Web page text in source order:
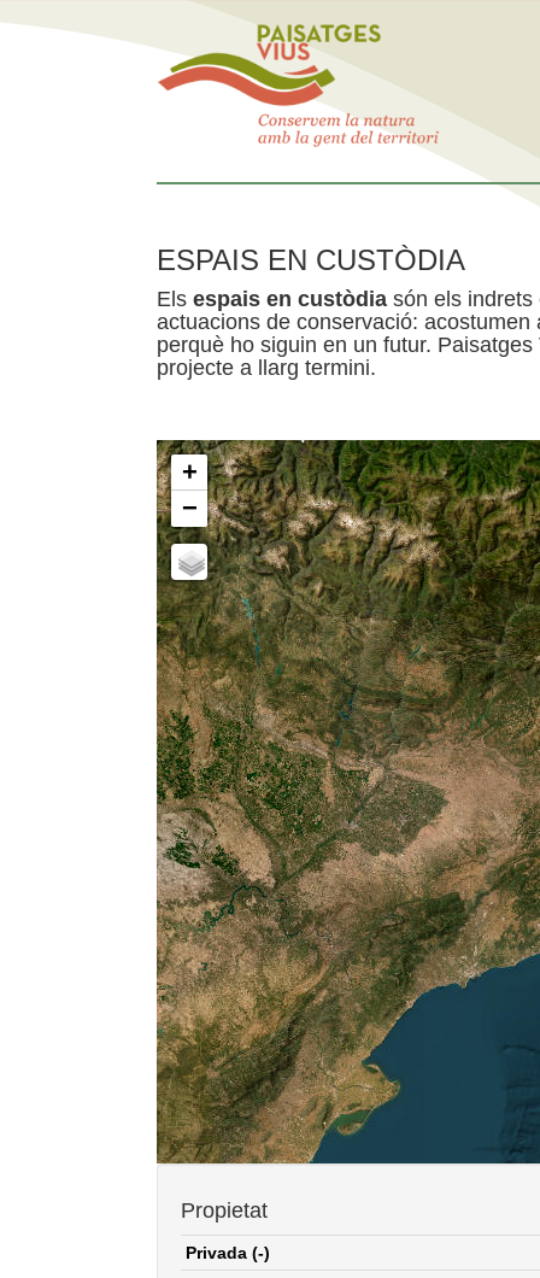
ESPAIS EN CUSTÒDIA
Els espais en custòdia són els indrets
actuacions de conservació:
perquè ho siguin en un futur.
projecte a llarg termini.
+
−
Propietat
Privada (-)